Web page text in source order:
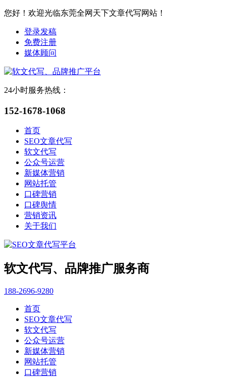
您好！欢迎光临东莞全网天下文章代写网站！
登录发稿
免费注册
媒体顾问
24小时服务热线：
152-1678-1068
首页
SEO文章代写
软文代写
公众号运营
新媒体营销
网站托管
口碑营销
口碑舆情
营销资讯
关于我们
软文代写、品牌推广服务商
188-2696-9280
首页
SEO文章代写
软文代写
公众号运营
新媒体营销
网站托管
口碑营销